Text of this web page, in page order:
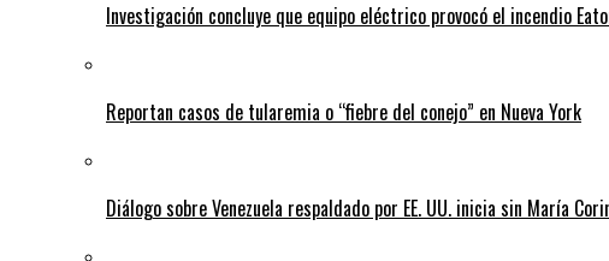
Investigación concluye que equipo eléctrico provocó el incendio
Reportan casos de tularemia o “fiebre del conejo” en Nueva York
Diálogo sobre Venezuela respaldado por EE. UU. inicia sin María